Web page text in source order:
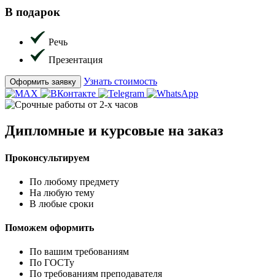
В подарок
Речь
Презентация
Оформить заявку Узнать стоимость
Дипломные и курсовые на заказ
Проконсультируем
По любому предмету
На любую тему
В любые сроки
Поможем оформить
По вашим требованиям
По ГОСТу
По требованиям преподавателя